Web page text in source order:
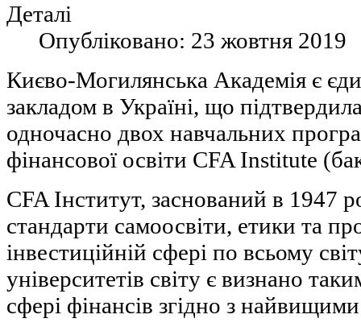
Деталі
Опубліковано: 23 жовтня 2019
Києво-Могилянська Академія є
закладом в Україні, що
одночасно двох навчальних
фінансової освіти CFA Institute
CFA Інститут, заснований в 1947
стандарти самоосвіти, етики та
інвестиційній сфері по всьому
університетів світу є визнано
сфері фінансів згідно з